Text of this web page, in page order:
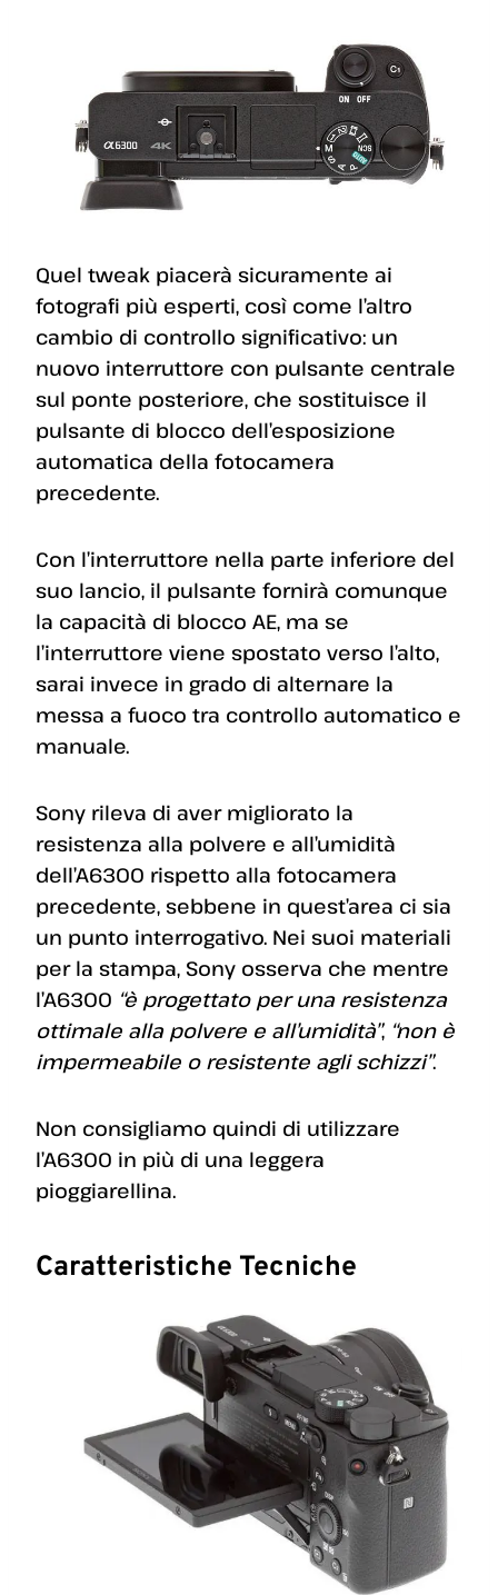
Quel tweak piacerà sicuramente ai
fotografi più esperti, così come l’altro
cambio di controllo significativo: un
nuovo interruttore con pulsante centrale
sul ponte posteriore, che sostituisce il
pulsante di blocco dell’esposizione
automatica della fotocamera
precedente.
Con l’interruttore nella parte inferiore del
suo lancio, il pulsante fornirà comunque
la capacità di blocco AE, ma se
l’interruttore viene spostato verso l’alto,
sarai invece in grado di alternare la
messa a fuoco tra controllo automatico e
manuale.
Sony rileva di aver migliorato la
resistenza alla polvere e all’umidità
dell’A6300 rispetto alla fotocamera
precedente, sebbene in quest’area ci sia
un punto interrogativo. Nei suoi materiali
per la stampa, Sony osserva che mentre
l’A6300 “è progettato per una resistenza
ottimale alla polvere e all’umidità”, “non è
impermeabile o resistente agli schizzi”.
Non consigliamo quindi di utilizzare
l’A6300 in più di una leggera
pioggiarellina.
Caratteristiche Tecniche